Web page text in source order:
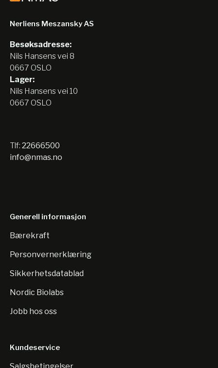
Nerliens Meszansky AS
Besøksadresse:
Nils Hansens vei 8
0667 OSLO
Lager:
Nils Hansens vei 10
0667 OSLO
Tlf: 22666500
info@nmas.no
Generell informasjon
Bærekraft
Personvernerklæring
Sikkerhetsdatablad
Nordic Biolabs
Jobb hos oss
Kundeservice